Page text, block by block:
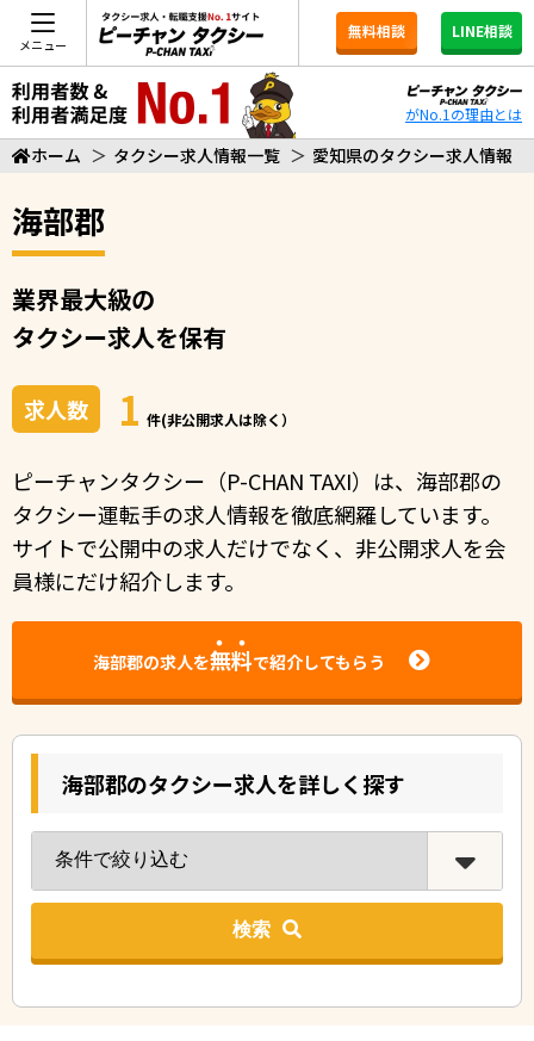
メニュー
無料相談 LINE相談
がNo.1の理由とは
ホーム ＞ タクシー求人情報一覧 ＞ 愛知県のタクシー求人情報
海部郡
業界最大級の
タクシー求人を保有
求人数 1 件(非公開求人は除く）
ピーチャンタクシー（P-CHAN TAXI）は、海部郡の
タクシー運転手の求人情報を徹底網羅しています。
サイトで公開中の求人だけでなく、非公開求人を会
員様にだけ紹介します。
海部郡の求人を無料で紹介してもらう
海部郡のタクシー求人を詳しく探す
検索